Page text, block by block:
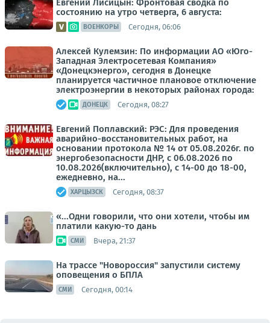
Евгений Лисицын: Фронтовая сводка по
состоянию на утро четверга, 6 августа:
ВОЕНКОРЫ Сегодня, 06:06
Алексей Кулемзин: По информации АО «Юго-
Западная Электросетевая Компания»
«Донецкэнерго», сегодня в Донецке
планируется частичное плановое отключение
электроэнергии в некоторых районах города:
ДОНЕЦК Сегодня, 08:27
Евгений Поплавский: РЭС: Для проведения
аварийно-восстановительных работ, на
основании протокола № 14 от 05.08.2026г. по
энергобезопасности ДНР, с 06.08.2026 по
10.08.2026(включительно), с 14-00 до 18-00,
ежедневно, на...
ХАРЦЫЗСК Сегодня, 08:37
«...Одни говорили, что они хотели, чтобы им
платили какую-то дань
СМИ Вчера, 21:37
На трассе "Новороссия" запустили систему
оповещения о БПЛА
СМИ Сегодня, 00:14